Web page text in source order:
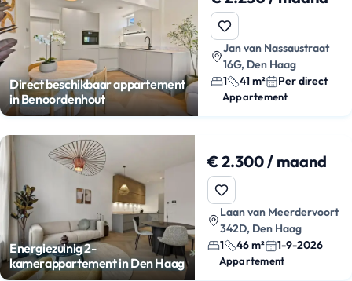
Direct beschikbaar appartement
in Benoordenhout
Jan van Nassaustraat
16G, Den Haag
1
41 m² Per direct
Appartement
Energiezuinig 2-
kamerappartement in Den Haag
€ 2.300 / maand
Laan van Meerdervoort
342D, Den Haag
1
46 m² 1-9-2026
Appartement